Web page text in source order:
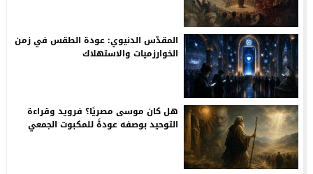
المقدّس الدنيوي: عودة الطقس في زمن
الخوارزميات والاستهلاك
هل كان موسى مصريًا؟ فرويد وقراءة
التوحيد بوصفه عودةً للمكبوت الجمعي